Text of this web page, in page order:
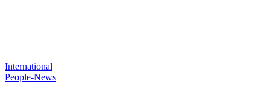
International
People-News